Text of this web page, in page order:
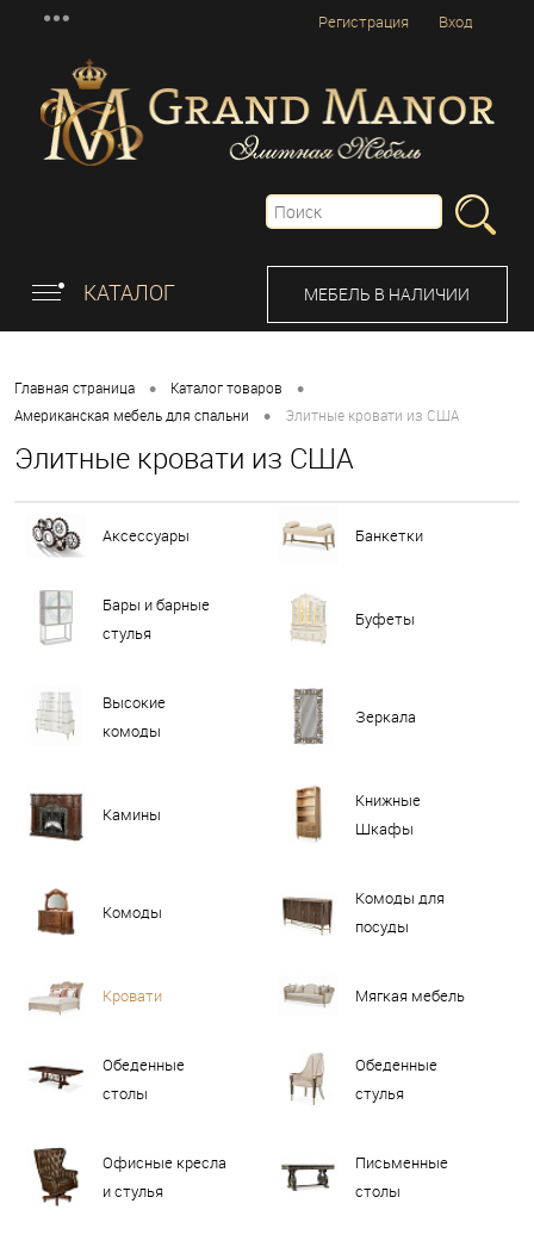
Вход
Регистрация
КАТАЛОГ МЕБЕЛЬ В НАЛИЧИИ
Главная страница • Каталог товаров •
Американская мебель для спальни • Элитные кровати из США
Элитные кровати из США
Аксессуары Банкетки
Бары и барные
стулья
Буфеты
Высокие
комоды
Зеркала
Камины
Книжные
Шкафы
Комоды
Комоды для
посуды
Кровати Мягкая мебель
Обеденные
столы
Обеденные
стулья
Офисные кресла
и стулья
Письменные
столы